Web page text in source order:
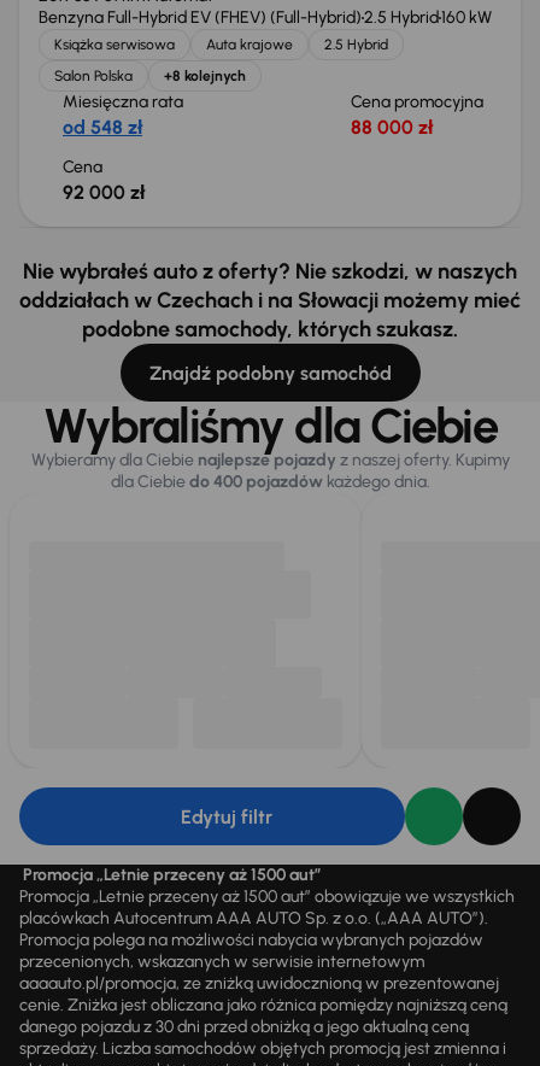
Benzyna Full-Hybrid EV (FHEV) (Full-Hybrid)2.5 Hybrid160 kW
Książka serwisowa Auta krajowe
2.5 Hybrid
Salon Polska
+8 kolejnych
Miesięczna rata
od 548 zł
Cena promocyjna
88 000 zł
Cena
92 000 zł
Nie wybrałeś auto z oferty? Nie szkodzi, w naszych
oddziałach w Czechach i na Słowacji możemy mieć
podobne samochody, których szukasz.
Znajdź podobny samochód
Wybraliśmy dla Ciebie
Wybieramy dla Ciebie najlepsze pojazdy z naszej oferty. Kupimy
dla Ciebiedo 400 pojazdówkażdego dnia.
Edytuj filtr
Promocja „Letnie przeceny aż 1500 aut”
Promocja „Letnie przeceny aż 1500 aut” obowiązuje we wszystkich
placówkach Autocentrum AAA AUTO Sp. z o.o. („AAA AUTO”).
Promocja polega na możliwości nabycia wybranych pojazdów
przecenionych, wskazanych w serwisie internetowym
aaaauto.pl/promocja, ze zniżką uwidocznioną w prezentowanej
cenie. Zniżka jest obliczana jako różnica pomiędzy najniższą ceną
danego pojazdu z 30 dni przed obniżką a jego aktualną ceną
sprzedaży. Liczba samochodów objętych promocją jest zmienna i